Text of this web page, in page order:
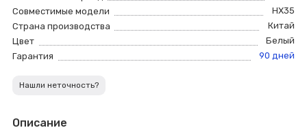
Совместимые модели
HX35
Страна производства
Китай
Цвет
Белый
Гарантия
90 дней
Нашли неточность?
Описание